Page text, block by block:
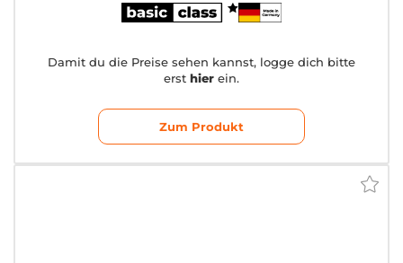
Damit du die Preise sehen kannst, logge dich bitte
erst hier ein.
Zum Produkt